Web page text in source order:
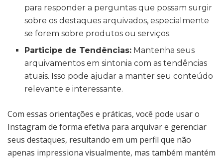
para responder a perguntas que possam surgir
sobre os destaques arquivados, especialmente
se forem sobre produtos ou serviços.
Participe de Tendências: Mantenha seus
arquivamentos em sintonia com as tendências
atuais. Isso pode ajudar a manter seu conteúdo
relevante e interessante.
Com essas orientações e práticas, você pode usar o
Instagram de forma efetiva para arquivar e gerenciar
seus destaques, resultando em um perfil que não
apenas impressiona visualmente, mas também mantém